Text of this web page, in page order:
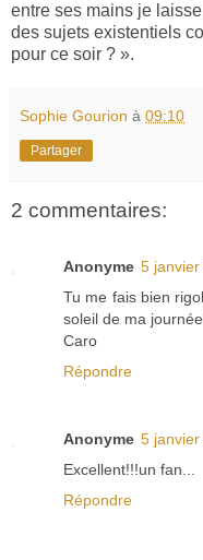
entre ses mains je
des sujets existentiels
pour ce soir ? ».
Sophie Gourion à 09:10
Partager
2 commentaires:
Anonyme 5
Tu me fais bien
soleil de ma
Caro
Répondre
Anonyme 5
Excellent!!!un fan...
Répondre